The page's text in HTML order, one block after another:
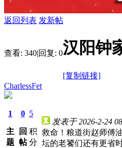
返回列表 发新帖
查看: 340|回复: 0汉阳钟
[复制链接]
CharlessFet
1
主
题
0
回
帖
5
积
分
发表于 2026-2-24
救命！粮道街赵师傅
坛的老饕们还有更省